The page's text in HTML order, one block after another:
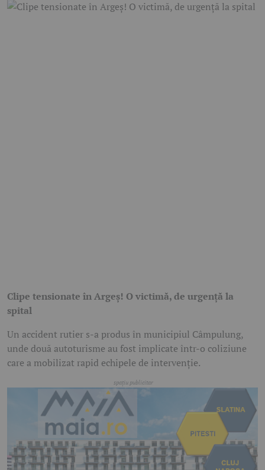
Clipe tensionate în Argeș! O victimă, de urgență la
spital
Un accident rutier s-a produs în municipiul Câmpulung,
unde două autoturisme au fost implicate într-o coliziune
care a mobilizat rapid echipele de intervenție.